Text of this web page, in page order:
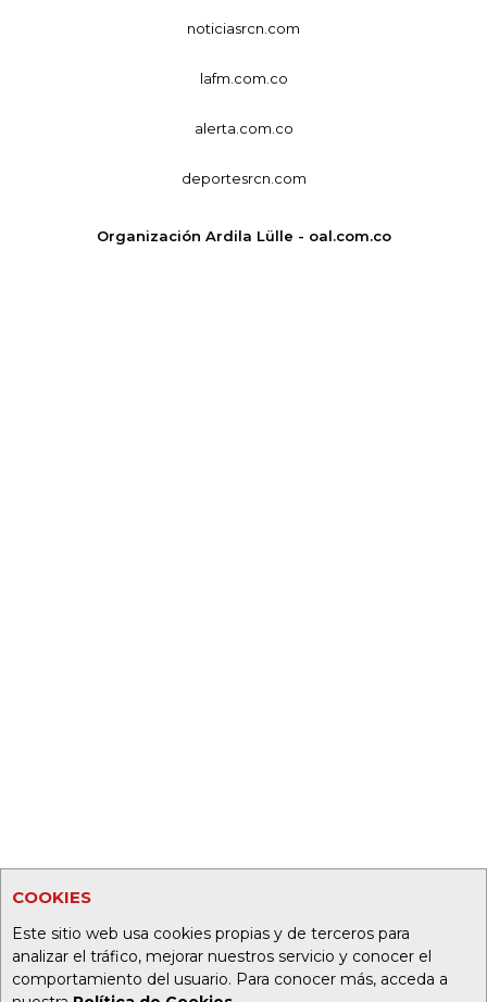
COOKIES
Este sitio web usa cookies propias y de terceros para
analizar el tráfico, mejorar nuestros servicio y conocer el
comportamiento del usuario. Para conocer más, acceda a
noticiasrcn.com
lafm.com.co
alerta.com.co
deportesrcn.com
Organización Ardila Lülle - oal.com.co